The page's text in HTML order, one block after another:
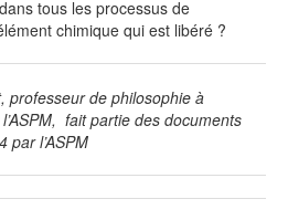
tous les processus de
chimique qui est libéré ?
professeur de philosophie à
fait partie des documents
par l’ASPM